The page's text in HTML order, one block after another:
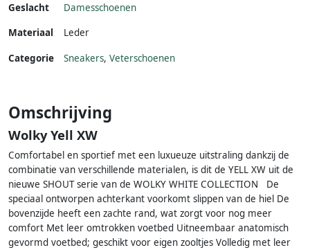
Geslacht
Damesschoenen
Materiaal
Leder
Categorie Sneakers, Veterschoenen
Omschrijving
Wolky Yell XW
Comfortabel en sportief met een luxueuze uitstraling dankzij de
combinatie van verschillende materialen, is dit de YELL XW uit de
nieuwe SHOUT serie van de WOLKY WHITE COLLECTION De
speciaal ontworpen achterkant voorkomt slippen van de hiel De
bovenzijde heeft een zachte rand, wat zorgt voor nog meer
comfort Met leer omtrokken voetbed Uitneembaar anatomisch
gevormd voetbed; geschikt voor eigen zooltjes Volledig met leer